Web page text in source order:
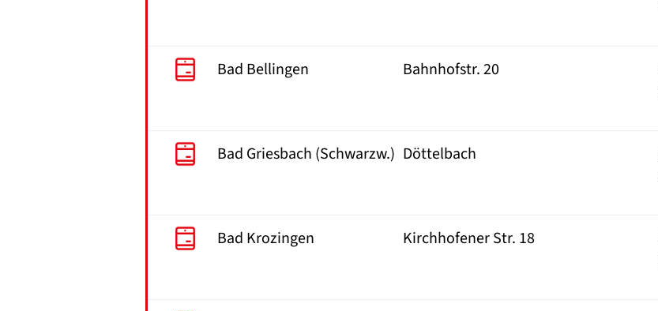
Bad Bellingen Bahnhofstr. 20
Bad Griesbach (Schwarzw.) Döttelbach
Bad Krozingen Kirchhofener Str. 18